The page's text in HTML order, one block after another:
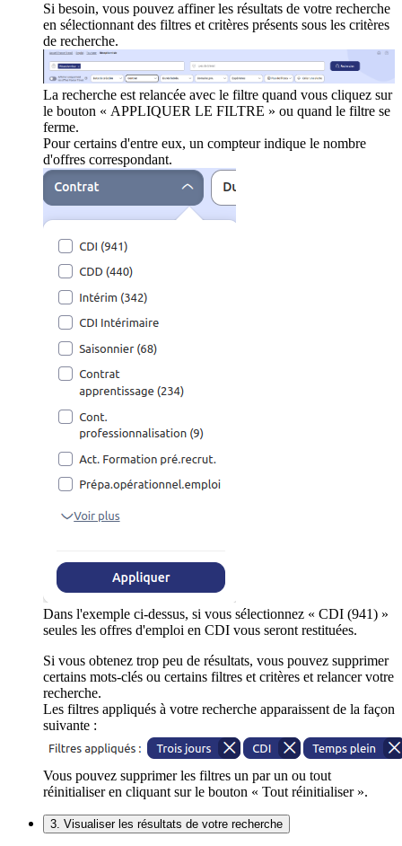
Si besoin, vous pouvez affiner les résultats de votre recherche
en sélectionnant des filtres et critères présents sous les critères
de recherche.
La recherche est relancée avec le filtre quand vous cliquez sur
le bouton « APPLIQUER LE FILTRE » ou quand le filtre se
ferme.
Pour certains d'entre eux, un compteur indique le nombre
d'offres correspondant.
Dans l'exemple ci-dessus, si vous sélectionnez « CDI (941) »
seules les offres d'emploi en CDI vous seront restituées.
Si vous obtenez trop peu de résultats, vous pouvez supprimer
certains mots-clés ou certains filtres et critères et relancer votre
recherche.
Les filtres appliqués à votre recherche apparaissent de la façon
suivante :
Vous pouvez supprimer les filtres un par un ou tout
réinitialiser en cliquant sur le bouton « Tout réinitialiser ».
3. Visualiser les résultats de votre recherche